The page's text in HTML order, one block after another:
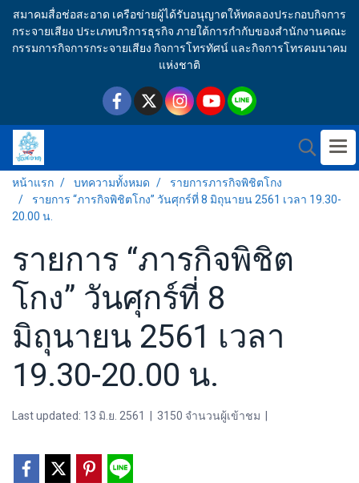
สมาคมสื่อช่อสะอาด เครือข่ายผู้ได้รับอนุญาตให้ทดลองประกอบกิจการ
กระจายเสียง ประเภทบริการธุรกิจ ภายใต้การกำกับของสำนักงานคณะ
กรรมการกิจการกระจายเสียง กิจการโทรทัศน์ และกิจการโทรคมนาคม
แห่งชาติ
หน้าแรก บทความทั้งหมด
รายการภารกิจพิชิตโกง
รายการ “ภารกิจพิชิตโกง” วันศุกร์ที่ 8 มิถุนายน 2561 เวลา 19.30-
20.00 น.
รายการ “ภารกิจพิชิต
โกง” วันศุกร์ที่ 8
มิถุนายน 2561 เวลา
19.30-20.00 น.
Last updated: 13 มิ.ย. 2561 3150 จำนวนผู้เข้าชม